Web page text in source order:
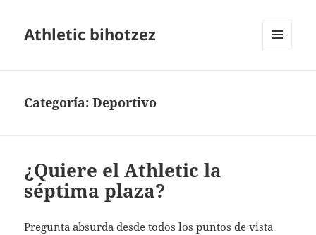
Athletic bihotzez
Categoría:Deportivo
¿Quiere el Athletic la
séptima plaza?
Pregunta absurda desde todos los puntos de vista